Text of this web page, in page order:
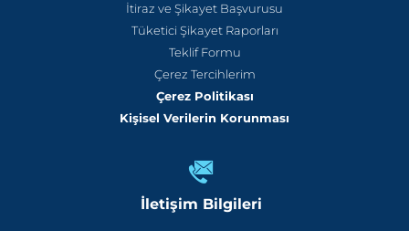
İtiraz ve Şikayet Başvurusu
Tüketici Şikayet Raporları
Teklif Formu
Çerez Tercihlerim
Çerez Politikası
Kişisel Verilerin Korunması
İletişim Bilgileri